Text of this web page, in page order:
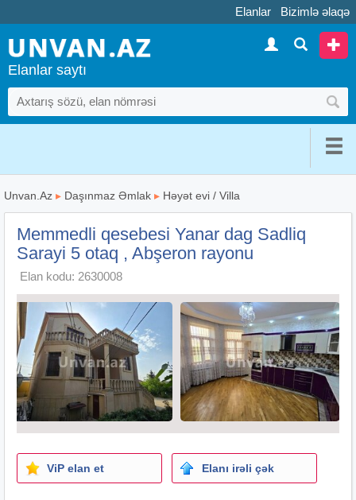
Elanlar Bizimlə əlaqə
Elanlar saytı
Unvan.Az ▸ Daşınmaz Əmlak ▸ Həyət evi / Villa
Memmedli qesebesi Yanar dag Sadliq
Sarayi 5 otaq , Abşeron rayonu
Elan kodu: 2630008
ViP elan et Elanı irəli çək